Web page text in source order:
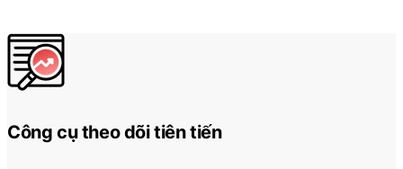
Công cụ theo dõi tiên tiến